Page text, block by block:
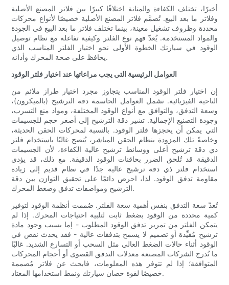
أخيرًا، تختلف الكفاءة والمتانة اختلافًا كبيرًا بين فلاتر المصنع الأصلية
وفلاتر ما بعد البيع. تُصمَّم فلاتر المصنع الأصلية خصيصًا لأنواع محركات
محددة وظروف تشغيل معينة، بينما تختلف فلاتر ما بعد البيع في الجودة
والمواد المستخدمة. يُعدّ فهم نوع الفلتر وكيفية تفاعله مع نظام توصيل
الوقود في سيارتك الخطوة الأولى نحو اختيار الفلتر المناسب الذي
يحافظ على صحة المحرك وأدائه.
العوامل الرئيسية التي يجب مراعاتها عند اختيار فلتر الوقود
إن اختيار فلتر الوقود المناسب يتجاوز مجرد اختيار طراز ملائم من
الناحية الفيزيائية. تشمل العوامل الحاسمة دقة الترشيح (بالميكرون)،
وسعة التدفق، والتوافق مع أنواع الوقود المختلفة، ومواد منع التسرب،
وجودة التصنيع الإجمالية. تشير دقة الترشيح إلى أصغر حجم للجسيمات
التي يمكن أن يحجزها فلتر الوقود. بالنسبة لمحركات الحقن الحديثة،
وخاصةً تلك المزودة بنظام الحقن المباشر، يُنصح غالبًا باستخدام فلتر
ذي دقة ترشيح أعلى ووسائط ترشيح عالية الكفاءة، لأن الجسيمات
الدقيقة قد تُلحق الضرر بحاقنات الوقود الدقيقة. مع ذلك، قد يؤدي
استخدام فلتر ذي دقة ترشيح عالية جدًا في نظام قديم إلى زيادة
مقاومة تدفق الوقود. لذا، احرص دائمًا على تحقيق التوازن بين دقة
الترشيح ومواصفات تدفق وضغط المحرك.
تُعدّ سعة التدفق بنفس أهمية سعة الفلتر. صُممت أنظمة الوقود لتوفير
كمية محددة من الوقود بضغط ثابت لتلبية احتياجات المحرك. إذا لم
يتمكن الفلتر من تمرير تدفق الوقود المطلوب - إما بسبب وجود مادة
ترشيح مُقيِّدة أو تصميم لا يسمح بتدفقات عالية - فقد يحدث نقص في
الوقود أثناء حالات الضغط العالي مثل السحب أو التسارع الشديد. غالبًا
ما تُدرج الشركات المصنعة معدلات التدفق القصوى أو أحجام المحركات
المتوافقة؛ إذا لم تتوفر هذه المعلومات، فابحث عن فلاتر مُصممة
خصيصًا لقوة حصان سيارتك ونمط استخدامها المعتاد.